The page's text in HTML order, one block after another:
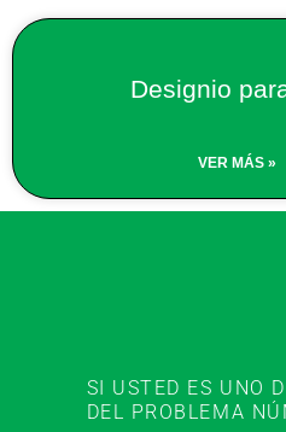
Designio
VER MÁS »
SI USTED ES UNO
DEL PROBLEMA